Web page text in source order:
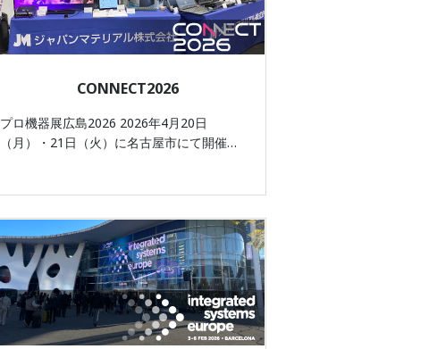
CONNECT2026
プロ機器展広島2026 2026年4月20日
（月）・21日（火）に名古屋市にて開催…